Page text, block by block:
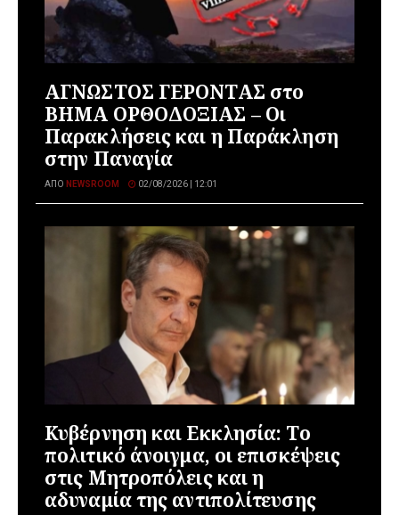
ΑΓΝΩΣΤΟΣ ΓΕΡΟΝΤΑΣ στο
ΒΗΜΑ ΟΡΘΟΔΟΞΙΑΣ – Οι
Παρακλήσεις και η Παράκληση
στην Παναγία
ΑΠΌ NEWSROOM 02/08/2026 | 12:01
Κυβέρνηση και Εκκλησία: Το
πολιτικό άνοιγμα, οι επισκέψεις
στις Μητροπόλεις και η
αδυναμία της αντιπολίτευσης